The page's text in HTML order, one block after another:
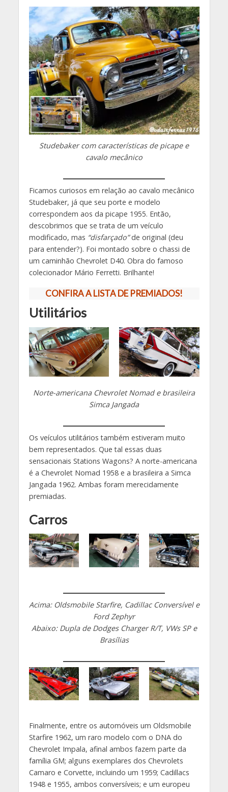
Studebaker com características de picape e
cavalo mecânico
Ficamos curiosos em relação ao cavalo mecânico
Studebaker, já que seu porte e modelo
correspondem aos da picape 1955. Então,
descobrimos que se trata de um veículo
modificado, mas “disfarçado”de original (deu
para entender?). Foi montado sobre o chassi de
um caminhão Chevrolet D40. Obra do famoso
colecionador Mário Ferretti. Brilhante!
CONFIRA A LISTA DE PREMIADOS!
Utilitários
Norte-americana Chevrolet Nomad e brasileira
Simca Jangada
Os veículos utilitários também estiveram muito
bem representados. Que tal essas duas
sensacionais Stations Wagons? A norte-americana
é a Chevrolet Nomad 1958 e a brasileira a Simca
Jangada 1962. Ambas foram merecidamente
premiadas.
Carros
Acima: Oldsmobile Starfire, Cadillac Conversível e
Ford Zephyr
Abaixo: Dupla de Dodges Charger R/T, VWs SP e
Brasílias
Finalmente, entre os automóveis um Oldsmobile
Starfire 1962, um raro modelo com o DNA do
Chevrolet Impala, afinal ambos fazem parte da
família GM; alguns exemplares dos Chevrolets
Camaro e Corvette, incluindo um 1959; Cadillacs
1948 e 1955, ambos conversíveis; e um europeu